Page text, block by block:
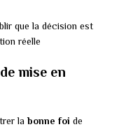
que la décision est
réelle
mise en
labonne foi de